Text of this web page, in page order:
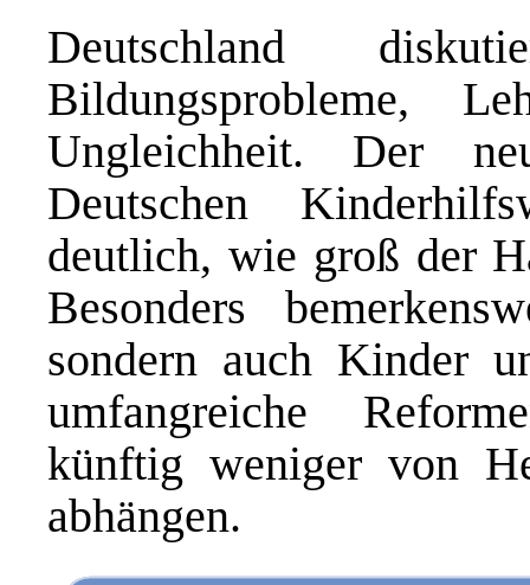
Deutschland
Bildungsprobleme,
Ungleichheit. Der
Deutschen
deutlich, wie groß der
Besonders
sondern auch Kinder
umfangreiche
künftig weniger von
abhängen.